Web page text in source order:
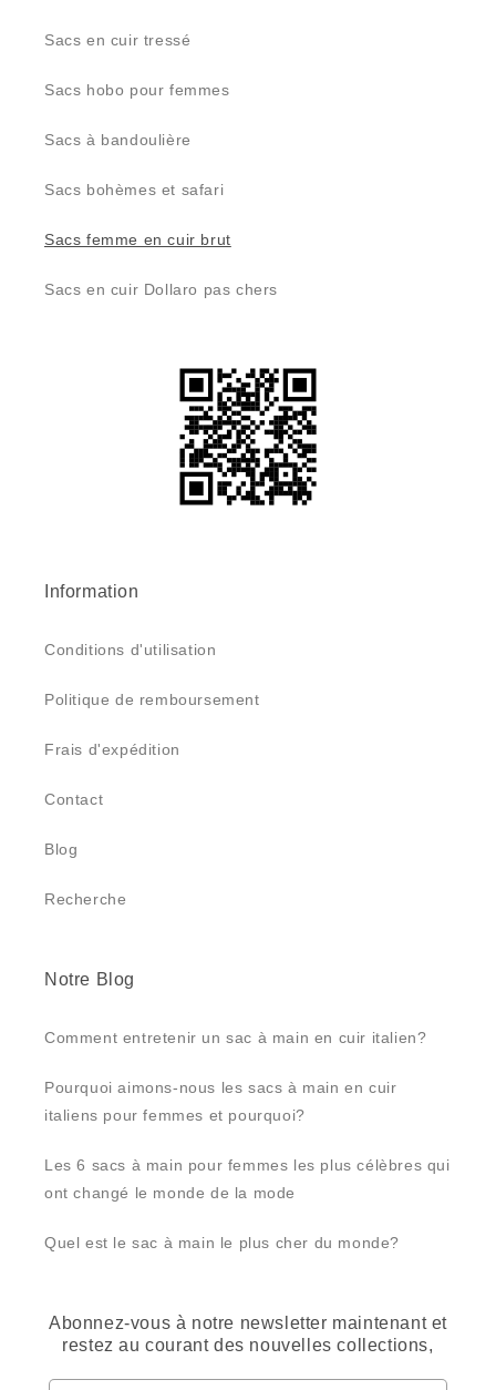
Sacs en cuir tressé
Sacs hobo pour femmes
Sacs à bandoulière
Sacs bohèmes et safari
Sacs femme en cuir brut
Sacs en cuir Dollaro pas chers
Information
Conditions d'utilisation
Politique de remboursement
Frais d'expédition
Contact
Blog
Recherche
Notre Blog
Comment entretenir un sac à main en cuir italien?
Pourquoi aimons-nous les sacs à main en cuir
italiens pour femmes et pourquoi?
Les 6 sacs à main pour femmes les plus célèbres qui
ont changé le monde de la mode
Quel est le sac à main le plus cher du monde?
Abonnez-vous à notre newsletter maintenant et
restez au courant des nouvelles collections,